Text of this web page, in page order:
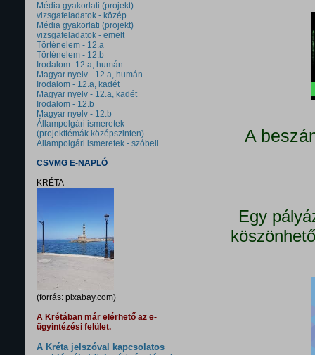
Média gyakorlati (projekt)
vizsgafeladatok - közép
Média gyakorlati (projekt)
vizsgafeladatok - emelt
Történelem - 12.a
Történelem - 12.b
Irodalom -12.a, humán
Magyar nyelv - 12.a, humán
Irodalom - 12.a, kadét
Magyar nyelv - 12.a, kadét
Irodalom - 12.b
Magyar nyelv - 12.b
Állampolgári ismeretek
(projekttémák középszinten)
Állampolgári ismeretek - szóbeli
CSVMG E-NAPLÓ
KRÉTA
(forrás: pixabay.com)
A Krétában már elérhető az e-
ügyintézési felület.
A Kréta jelszóval kapcsolatos
A
Egy